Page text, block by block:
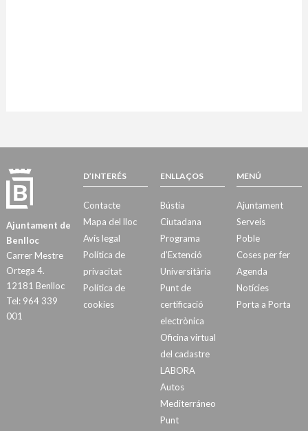
Ajuntament de
Benlloc
Carrer Mestre
Ortega 4.
12181 Benlloc
Tel: 964 339
001
D’INTERÉS
Contacte
Mapa del lloc
Avís legal
Política de
privacitat
Política de
cookies
ENLLAÇOS
Bústia
Ciutadana
Programa
d’Extenció
Universitària
Punt de
certificació
electrònica
Oficina virtual
del cadastre
LABORA
Autos
Mediterráneo
Punt
MENÚ
Ajuntament
Serveis
Poble
Coses per fer
Agenda
Notícies
Porta a Porta